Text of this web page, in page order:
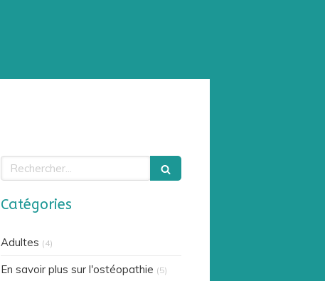
Rechercher
Catégories
Adultes (4)
En savoir plus sur l'ostéopathie (5)